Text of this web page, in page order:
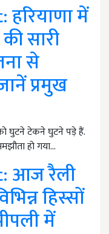
में
सारी
से
प्रमुख
घुटने टेकने घुटने पड़े हैं.
हो गया…
आज रैली
हिस्सों
में